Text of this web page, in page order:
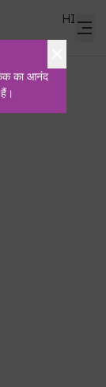
केक का आनंद
HI